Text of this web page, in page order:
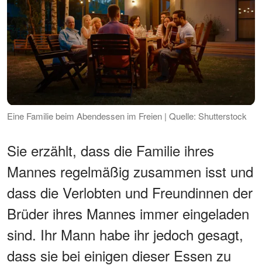
Eine Familie beim Abendessen im Freien | Quelle: Shutterstock
Sie erzählt, dass die Familie ihres
Mannes regelmäßig zusammen isst und
dass die Verlobten und Freundinnen der
Brüder ihres Mannes immer eingeladen
sind. Ihr Mann habe ihr jedoch gesagt,
dass sie bei einigen dieser Essen zu